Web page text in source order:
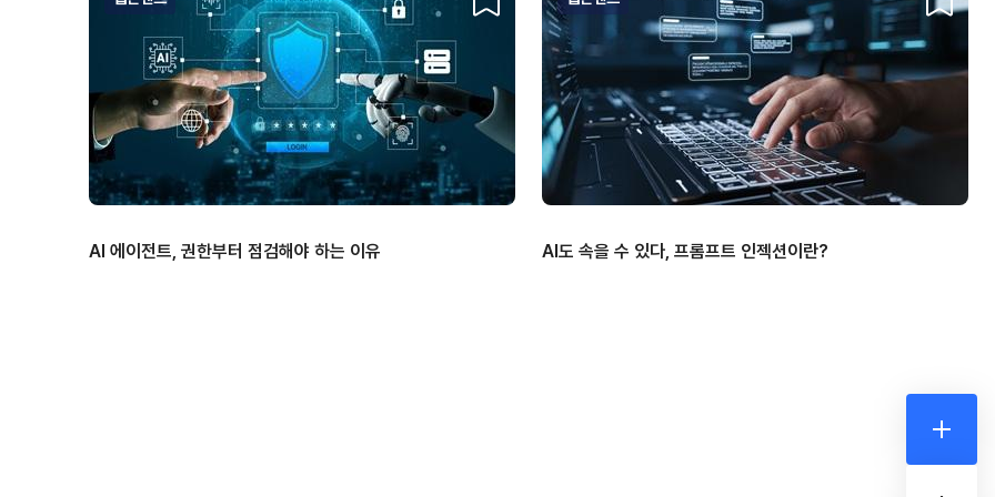
더보기
AI 에이전트, 권한부터 점검해야 하는 이유 AI도 속을 수 있다, 프롬프트 인젝션이란?